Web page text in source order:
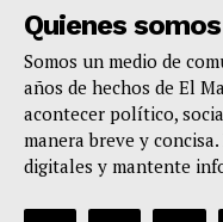
Quienes somos
Somos un medio de
años de hechos de El
acontecer político,
manera breve y
digitales y mantente